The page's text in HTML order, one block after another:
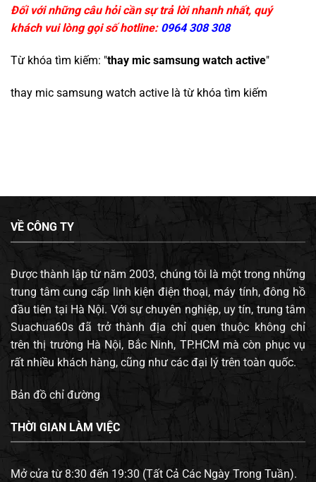
Đối với những câu hỏi cần sự trả lời nhanh nhất, quý
khách vui lòng gọi số hotline: 0964 308 308
Từ khóa tìm kiếm: "thay mic samsung watch active"
thay mic samsung watch active là từ khóa tìm kiếm
VỀ CÔNG TY
Được thành lập từ năm 2003, chúng tôi là một trong những
trung tâm cung cấp linh kiện điện thoại, máy tính, đông hồ
đầu tiên tại Hà Nội. Với sự chuyên nghiệp, uy tín, trung tâm
Suachua60s đã trở thành địa chỉ quen thuộc không chỉ
trên thị trường Hà Nội, Bắc Ninh, TP.HCM mà còn phục vụ
rất nhiều khách hàng, cũng như các đại lý trên toàn quốc.
Bản đồ chỉ đường
THỜI GIAN LÀM VIỆC
Mở cửa từ 8:30 đến 19:30 (Tất Cả Các Ngày Trong Tuần).